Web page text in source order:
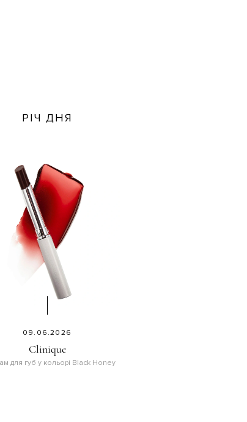
РІЧ ДНЯ
09.06.2026
Clinique
для губ у кольорі Black Honey